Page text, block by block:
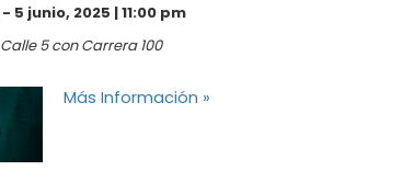
- 5 junio, 2025 | 11:00 pm
Calle 5 con Carrera 100
Más Información »